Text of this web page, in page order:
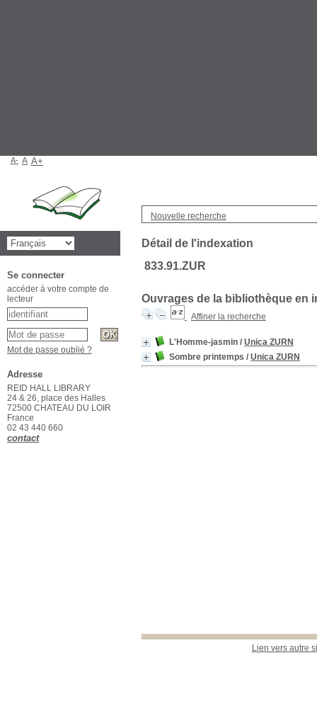
Nouvelle recherche
Détail de l'indexation
833.91.ZUR
Ouvrages de la bibliothèque en
Affiner la recherche
L'Homme-jasmin / Unica ZURN
Sombre printemps / Unica ZURN
Lien vers autre
A- A A+
Se connecter
accéder à votre compte de
lecteur
Mot de passe oublié ?
Adresse
REID HALL LIBRARY
24 & 26, place des Halles
72500 CHATEAU DU LOIR
France
02 43 440 660
contact